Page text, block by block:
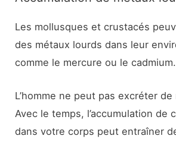
Les mollusques et crustacés
des métaux lourds dans leur
comme le mercure ou le cadmium.
L’homme ne peut pas excréter
Avec le temps, l’accumulation de
dans votre corps peut entraîner